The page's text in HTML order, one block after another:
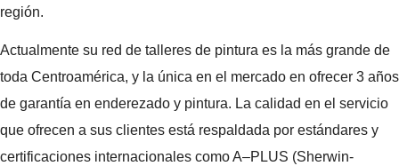
región.
Actualmente su red de talleres de pintura es la más grande de
toda Centroamérica, y la única en el mercado en ofrecer 3 años
de garantía en enderezado y pintura. La calidad en el servicio
que ofrecen a sus clientes está respaldada por estándares y
certificaciones internacionales como A–PLUS (Sherwin-